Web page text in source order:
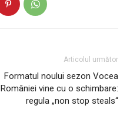
Articolul următor
Formatul noului sezon Vocea
României vine cu o schimbare:
regula „non stop steals“